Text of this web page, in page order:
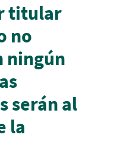
titular
no
ningún
serán al
la